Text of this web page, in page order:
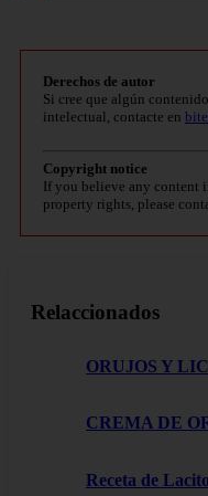
Derechos de autor
Si cree que algún
intelectual, contacte en
Copyright notice
If you believe any content
property rights, please
Relaccionados
ORUJOS Y
CREMA DE
Receta de